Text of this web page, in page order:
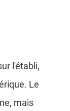
l'établi,
Le
mais